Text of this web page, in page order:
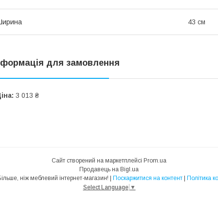
43 см
для замовлення
3 013 ₴
Сайт створений на маркетплейсі Prom.ua
Продавець на Bigl.ua
MebelTrade — Більше, ніж меблевий інтернет-магазин! | Поскаржитися на контент | Політика
Select Language ▼